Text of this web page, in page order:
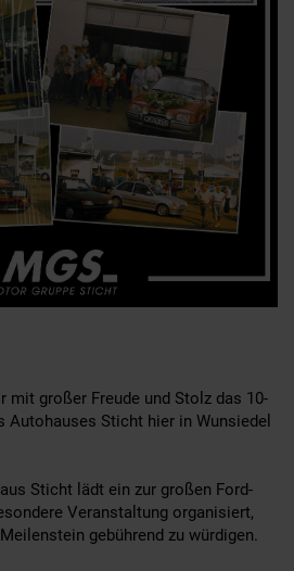
mit großer Freude und Stolz das 10-
Autohauses Sticht hier in Wunsiedel
Sticht lädt ein zur großen Ford-
Veranstaltung organisiert,
gebührend zu würdigen.